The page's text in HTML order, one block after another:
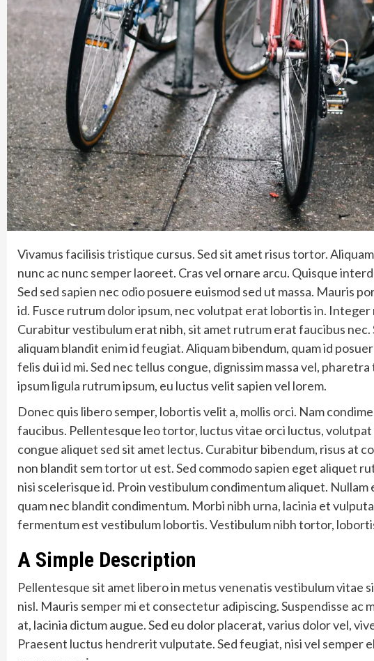
Vivamus facilisis tristique cursus. Sed sit amet risus tortor.
nunc ac nunc semper laoreet. Cras vel ornare arcu. Quisque
Sed sed sapien nec odio posuere euismod sed ut massa.
id. Fusce rutrum dolor ipsum, nec volutpat erat lobortis in.
Curabitur vestibulum erat nibh, sit amet rutrum erat faucibus nec.
aliquam blandit enim id feugiat. Aliquam bibendum, quam id
felis dui id mi. Sed nec tellus congue, dignissim massa vel,
ipsum ligula rutrum ipsum, eu luctus velit sapien vel lorem.
Donec quis libero semper, lobortis velit a, mollis orci. Nam
faucibus. Pellentesque leo tortor, luctus vitae orci luctus,
congue aliquet sed sit amet lectus. Curabitur bibendum, risus at
non blandit sem tortor ut est. Sed commodo sapien eget aliquet
nisi scelerisque id. Proin vestibulum condimentum aliquet.
quam nec blandit condimentum. Morbi nibh urna, lacinia et
fermentum est vestibulum lobortis. Vestibulum nibh tortor,
A Simple Description
Pellentesque sit amet libero in metus venenatis vestibulum vitae
nisl. Mauris semper mi et consectetur adipiscing. Suspendisse ac
at, lacinia dictum augue. Sed eu dolor placerat, varius dolor vel,
Praesent luctus hendrerit vulputate. Sed feugiat, nisi vel semper